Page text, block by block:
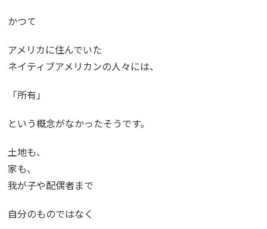
かつて
アメリカに住んでいた
ネイティブアメリカンの人々には、
「所有」
という概念がなかったそうです。
土地も、
家も、
我が子や配偶者まで
自分のものではなく